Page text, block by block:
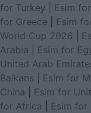
for Turkey
Esim
for Greece
Esim
World Cup 2026
Arabia
Esim for
United Arab
Balkans
Esim for
China
Esim for
for Africa
Esim for